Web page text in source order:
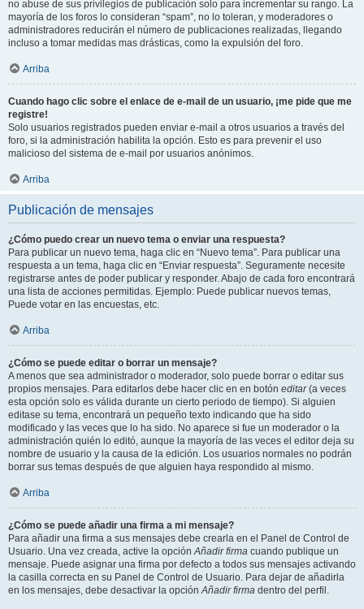
no abuse de sus privilegios de publicación solo para incrementar su rango. La
mayoría de los foros lo consideran “spam”, no lo toleran, y moderadores o
administradores reducirán el número de publicaciones realizadas, llegando
incluso a tomar medidas mas drásticas, como la expulsión del foro.
Arriba
Cuando hago clic sobre el enlace de e-mail de un usuario, ¡me pide que me
registre!
Solo usuarios registrados pueden enviar e-mail a otros usuarios a través del
foro, si la administración habilita la opción. Esto es para prevenir el uso
malicioso del sistema de e-mail por usuarios anónimos.
Arriba
Publicación de mensajes
¿Cómo puedo crear un nuevo tema o enviar una respuesta?
Para publicar un nuevo tema, haga clic en “Nuevo tema”. Para publicar una
respuesta a un tema, haga clic en “Enviar respuesta”. Seguramente necesite
registrarse antes de poder publicar y responder. Abajo de cada foro encontrará
una lista de acciones permitidas. Ejemplo: Puede publicar nuevos temas,
Puede votar en las encuestas, etc.
Arriba
¿Cómo se puede editar o borrar un mensaje?
A menos que sea administrador o moderador, solo puede borrar o editar sus
propios mensajes. Para editarlos debe hacer clic en en botón editar(a veces
esta opción solo es válida durante un cierto periodo de tiempo). Si alguien
editase su tema, encontrará un pequeño texto indicando que ha sido
modificado y las veces que lo ha sido. No aparece si fue un moderador o la
administración quién lo editó, aunque la mayoría de las veces el editor deja su
nombre de usuario y la causa de la edición. Los usuarios normales no podrán
borrar sus temas después de que alguien haya respondido al mismo.
Arriba
¿Cómo se puede añadir una firma a mi mensaje?
Para añadir una firma a sus mensajes debe crearla en el Panel de Control de
Usuario. Una vez creada, active la opciónAñadir firma cuando publique un
mensaje. Puede asignar una firma por defecto a todos sus mensajes activando
la casilla correcta en su Panel de Control de Usuario. Para dejar de añadirla
en los mensajes, debe desactivar la opciónAñadir firma dentro del perfil.